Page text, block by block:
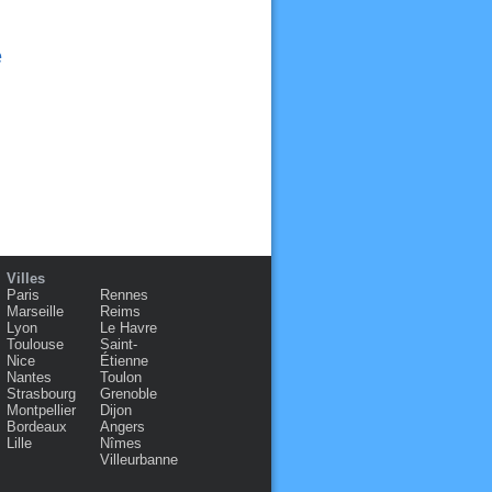
Villes
Paris
Marseille
Lyon
Toulouse
Nice
Nantes
Strasbourg
Montpellier
Bordeaux
Lille
Rennes
Reims
Le Havre
Saint-
Étienne
Toulon
Grenoble
Dijon
Angers
Nîmes
Villeurbanne